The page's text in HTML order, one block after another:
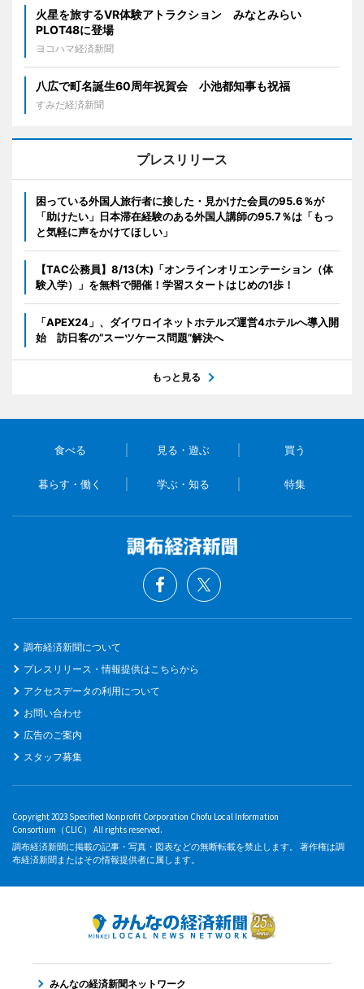
火星を旅するVR体験アトラクション みなとみらい
PLOT48に登場
ヨコハマ経済新聞
八広で町名誕生60周年祝賀会 小池都知事も祝福
すみだ経済新聞
プレスリリース
困っている外国人旅行者に接した・見かけた会員の95.6％が
「助けたい」日本滞在経験のある外国人講師の95.7％は「もっ
と気軽に声をかけてほしい」
【TAC公務員】8/13(木)「オンラインオリエンテーション（体
験入学）」を無料で開催！学習スタートはじめの1歩！
「APEX24」、ダイワロイネットホテルズ運営4ホテルへ導入開
始 訪日客の“スーツケース問題”解決へ
もっと見る
食べる 見る・遊ぶ 買う
暮らす・働く 学ぶ・知る 特集
調布経済新聞について
プレスリリース・情報提供はこちらから
アクセスデータの利用について
お問い合わせ
広告のご案内
スタッフ募集
Copyright 2023 Specified Nonprofit Corporation Chofu Local Information
Consortium（CLIC） All rights reserved.
調布経済新聞に掲載の記事・写真・図表などの無断転載を禁止します。 著作権は調
布経済新聞またはその情報提供者に属します。
みんなの経済新聞ネットワーク